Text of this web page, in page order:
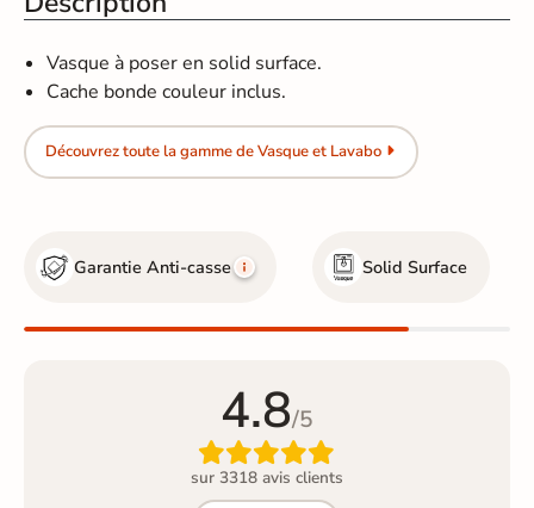
Vasque à poser en solid surface.
Cache bonde couleur inclus.
Découvrez toute la gamme de Vasque et Lavabo
Garantie Anti-casse Solid Surface
4.8/5

sur 3318 avis clients